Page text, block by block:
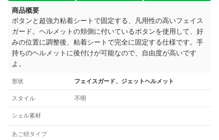
商品概要
ボタンと超強力粘着シートで固定する、凡用性の高いフェイス
ガード。ヘルメットの頬側に付いているボタンを使用して、好
みの位置に調整後、粘着シートで完全に固定する仕様です。手
持ちのヘルメットに後付けが可能なので、自由度が高いです
よ。
形状 フェイスガード、ジェットヘルメット
スタイル 不明
シェル素材
あご紐タイプ